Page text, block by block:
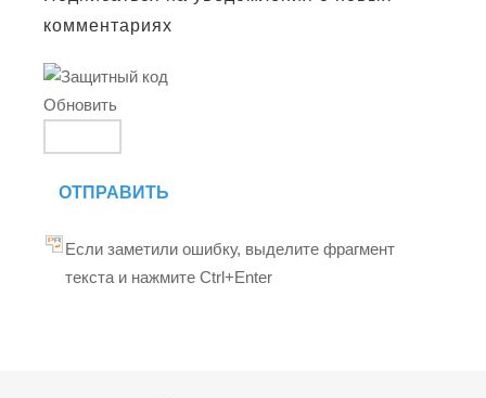
комментариях
Обновить
ОТПРАВИТЬ
Если заметили ошибку, выделите фрагмент
текста и нажмите Ctrl+Enter